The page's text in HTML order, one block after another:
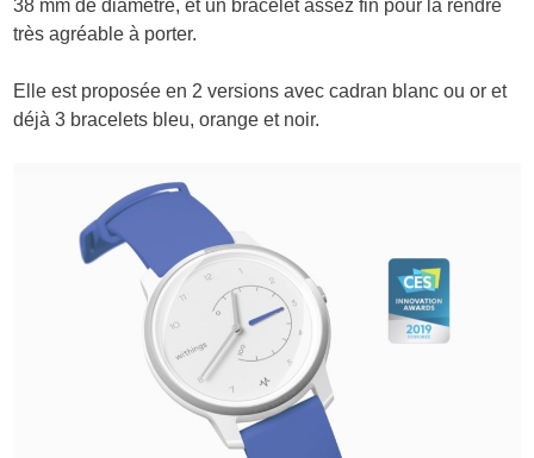
38 mm de diamètre, et un bracelet assez fin pour la rendre
très agréable à porter.
Elle est proposée en 2 versions avec cadran blanc ou or et
déjà 3 bracelets bleu, orange et noir.